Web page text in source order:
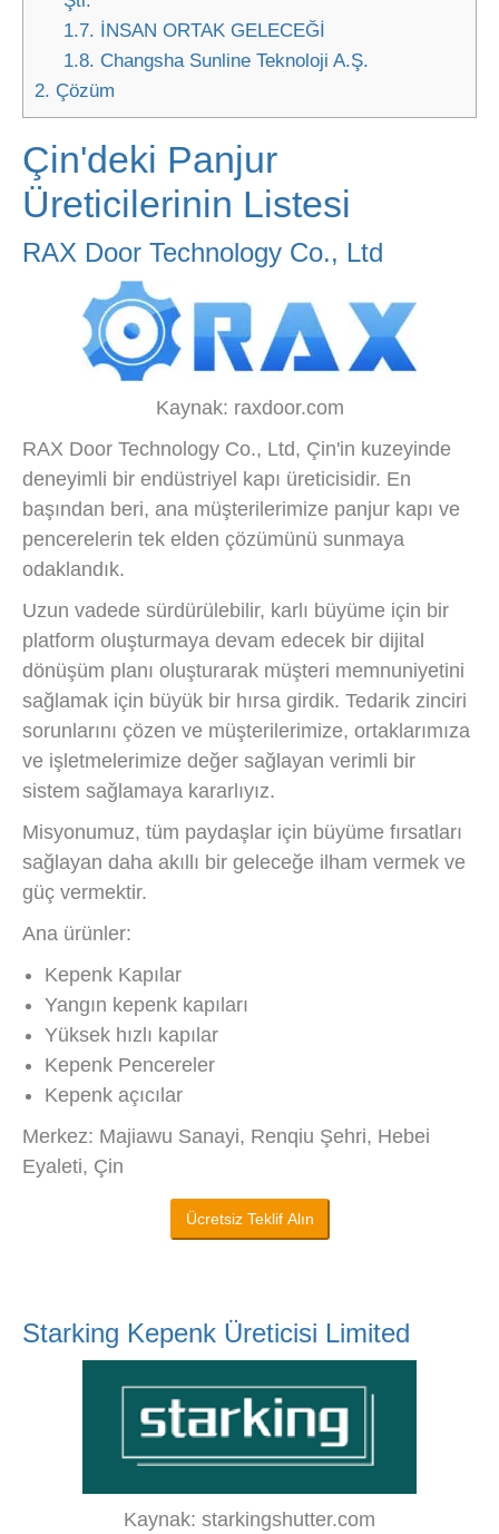
1.7. İNSAN ORTAK GELECEĞİ
1.8. Changsha Sunline Teknoloji A.Ş.
2. Çözüm
Çin'deki Panjur
Üreticilerinin Listesi
RAX Door Technology Co., Ltd
Kaynak: raxdoor.com
RAX Door Technology Co., Ltd, Çin'in kuzeyinde
deneyimli bir endüstriyel kapı üreticisidir. En
başından beri, ana müşterilerimize panjur kapı ve
pencerelerin tek elden çözümünü sunmaya
odaklandık.
Uzun vadede sürdürülebilir, karlı büyüme için bir
platform oluşturmaya devam edecek bir dijital
dönüşüm planı oluşturarak müşteri memnuniyetini
sağlamak için büyük bir hırsa girdik. Tedarik zinciri
sorunlarını çözen ve müşterilerimize, ortaklarımıza
ve işletmelerimize değer sağlayan verimli bir
sistem sağlamaya kararlıyız.
Misyonumuz, tüm paydaşlar için büyüme fırsatları
sağlayan daha akıllı bir geleceğe ilham vermek ve
güç vermektir.
Ana ürünler:
Kepenk Kapılar
Yangın kepenk kapıları
Yüksek hızlı kapılar
Kepenk Pencereler
Kepenk açıcılar
Merkez: Majiawu Sanayi, Renqiu Şehri, Hebei
Eyaleti, Çin
Ücretsiz Teklif Alın
Starking Kepenk Üreticisi Limited
Kaynak: starkingshutter.com